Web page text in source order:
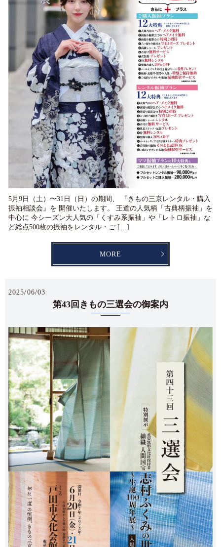
5月9日（土）〜31日（日）の期間、 『きもの三京レンタル・購入
振袖相談会』を 開催いたします。 王道の人気柄「古典柄振袖」を
中心に 今シーズン大人気の「くすみ系振袖」や「レトロ振袖」な
ど総点500枚の振袖をレンタル・ご […]
MORE
2025/06/03
第43回きもの三選会の御案内